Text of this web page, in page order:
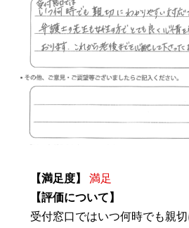
【満足度】
満足
【評価について】
受付窓口ではいつ何時でも親